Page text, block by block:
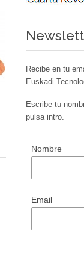
Recibe en tu
Euskadi
Escribe tu
pulsa intro.
Nombre
Email